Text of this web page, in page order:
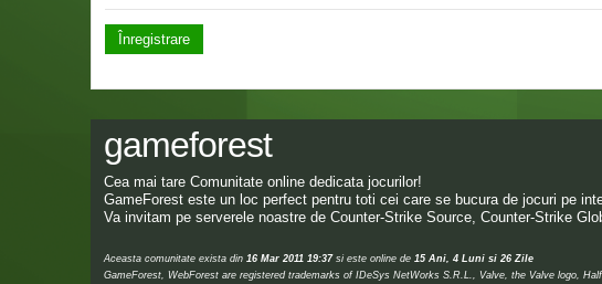
Înregistrare
gameforest
Cea mai tare Comunitate online dedicata jocurilor!
GameForest este un loc perfect pentru toti cei care se bucura de jocuri pe
Va invitam pe serverele noastre de Counter-Strike Source, Counter-Strike
Aceasta comunitate exista din 16 Mar 2011 19:37si este online de 15 Ani, 4 Luni si 26 Zile
GameForest, WebForest are registered trademarks of IDeSys NetWorks S.R.L., Valve, the Valve logo,